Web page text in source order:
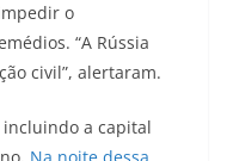
o
“A Rússia
civil”, alertaram.
incluindo a capital